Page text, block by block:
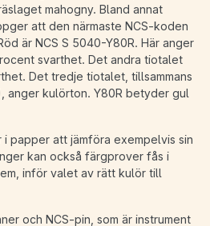
mahogny. Bland annat
att den närmaste NCS-koden
är NCS S 5040-Y80R. Här anger
svarthet. Det andra tiotalet
Det tredje tiotalet, tillsammans
anger kulörton. Y80R betyder gul
papper att jämföra exempelvis sin
kan också färgprover fås i
inför valet av rätt kulör till
och NCS-pin, som är instrument